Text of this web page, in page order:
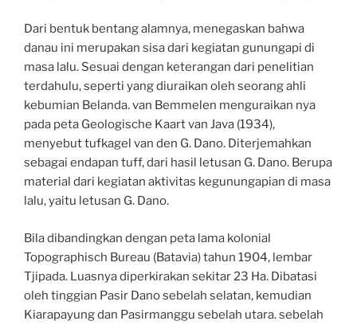
Dari bentuk bentang alamnya, menegaskan bahwa
danau ini merupakan sisa dari kegiatan gunungapi di
masa lalu. Sesuai dengan keterangan dari penelitian
terdahulu, seperti yang diuraikan oleh seorang ahli
kebumian Belanda. van Bemmelen menguraikan nya
pada peta Geologische Kaart van Java (1934),
menyebut tufkagel van den G. Dano. Diterjemahkan
sebagai endapan tuff, dari hasil letusan G. Dano. Berupa
material dari kegiatan aktivitas kegunungapian di masa
lalu, yaitu letusan G. Dano.
Bila dibandingkan dengan peta lama kolonial
Topographisch Bureau (Batavia) tahun 1904, lembar
Tjipada. Luasnya diperkirakan sekitar 23 Ha. Dibatasi
oleh tinggian Pasir Dano sebelah selatan, kemudian
Kiarapayung dan Pasirmanggu sebelah utara. sebelah